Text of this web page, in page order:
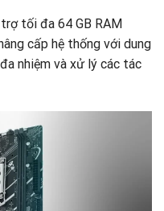
tối đa 64 GB RAM
cấp hệ thống với dung
nhiệm và xử lý các tác